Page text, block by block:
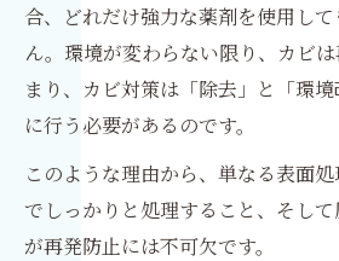
合、どれだけ強力な薬剤を使用し
ん。環境が変わらない限り、カビ
まり、カビ対策は「除去」と「環
に行う必要があるのです。
このような理由から、単なる表面
でしっかりと処理すること、そし
が再発防止には不可欠です。